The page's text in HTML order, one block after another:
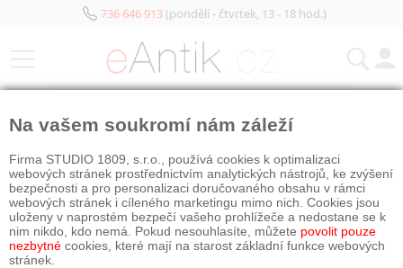
736 646 913(pondělí - čtvrtek, 13 - 18 hod.)
Na vašem soukromí nám záleží
Firma STUDIO 1809, s.r.o., používá cookies k optimalizaci
webových stránek prostřednictvím analytických nástrojů, ke zvýšení
bezpečnosti a pro personalizaci doručovaného obsahu v rámci
webových stránek i cíleného marketingu mimo nich. Cookies jsou
uloženy v naprostém bezpečí vašeho prohlížeče a nedostane se k
nim nikdo, kdo nemá. Pokud nesouhlasíte, můžete povolit pouze
nezbytné cookies, které mají na starost základní funkce webových
stránek.